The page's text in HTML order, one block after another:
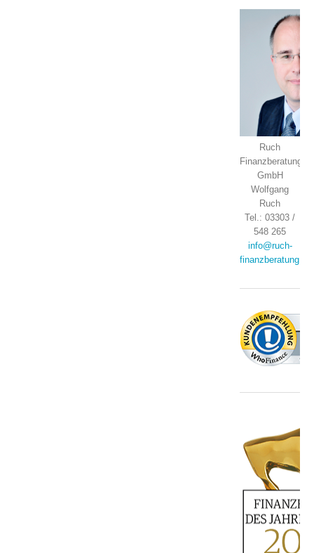
Ruch
Finanzberatung
GmbH
Wolfgang
Ruch
Tel.: 03303 /
548 265
info@ruch-
finanzberatung.de